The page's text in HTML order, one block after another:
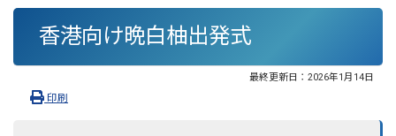
香港向け晩白柚出発式
最終更新日： 2026年1月14日
印刷